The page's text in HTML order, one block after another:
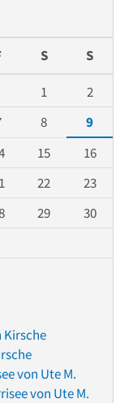
S S
1
2
8
9
15
16
22
23
29
30
Kirsche
von Ute M.
von Ute M.